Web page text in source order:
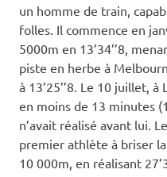
un homme de train,
folles. Il commence en
5000m en 13’34’’8,
piste en herbe à
à 13’25’’8. Le 10 juillet,
en moins de 13 minutes
n’avait réalisé avant lui.
premier athlète à briser
10 000m, en réalisant